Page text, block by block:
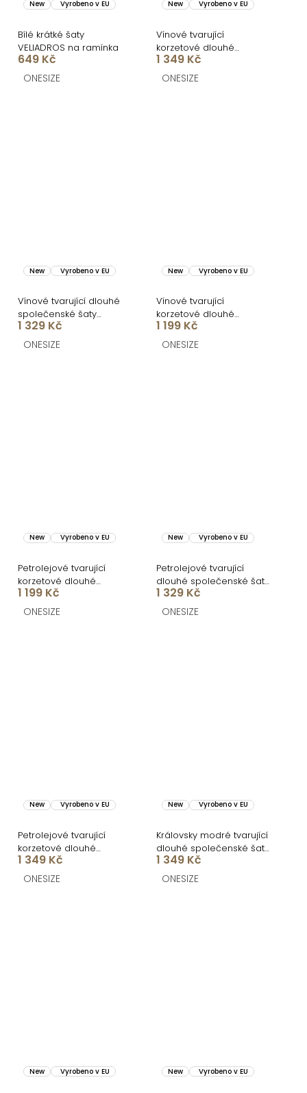
New Vyrobeno v EU
Bílé krátké šaty
VELIADROS na ramínka
649 Kč
ONESIZE
New Vyrobeno v EU
Vínové tvarující
korzetové dlouhé
společenské šaty
FRUESTA
1 349 Kč
ONESIZE
New Vyrobeno v EU
Vínové tvarující dlouhé
společenské šaty
CRUNCHA na jedno
rameno
1 329 Kč
ONESIZE
New Vyrobeno v EU
Vínové tvarující
korzetové dlouhé
společenské šaty
BRANFLA
1 199 Kč
ONESIZE
New Vyrobeno v EU
Petrolejové tvarující
korzetové dlouhé
společenské šaty
BRANFLA
1 199 Kč
ONESIZE
New Vyrobeno v EU
Petrolejové tvarující
dlouhé společenské šaty
CRUNCHA na jedno
rameno
1 329 Kč
ONESIZE
New Vyrobeno v EU
Petrolejové tvarující
korzetové dlouhé
společenské šaty
FRUESTA
1 349 Kč
ONESIZE
New Vyrobeno v EU
Královsky modré tvarující
dlouhé společenské šaty
FRUESTA
1 349 Kč
ONESIZE
New Vyrobeno v EU New Vyrobeno v EU